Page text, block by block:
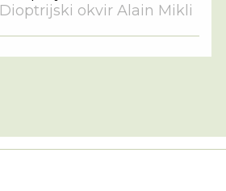
Dioptrijski okvir Alain Mikli